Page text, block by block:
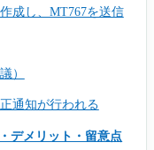
成し、MT767を送信
）
通知が行われる
デメリット・留意点